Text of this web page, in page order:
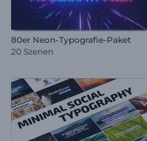
80er Neon-Typografie-Paket
20 Szenen